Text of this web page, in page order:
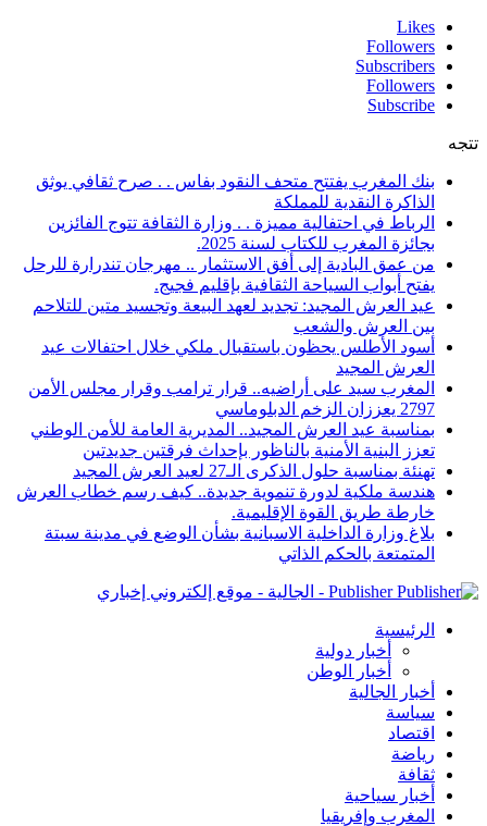
Likes
Followers
Subscribers
Followers
Subscribe
تتجه
بنك المغرب يفتتح متحف النقود بفاس . . صرح ثقافي يوثق
الذاكرة النقدية للمملكة
الرباط في احتفالية مميزة . . وزارة الثقافة تتوج الفائزين
بجائزة المغرب للكتاب لسنة 2025.
من عمق البادية إلى أفق الاستثمار .. مهرجان تندرارة للرحل
يفتح أبواب السياحة الثقافية بإقليم فجيج.
عيد العرش المجيد: تجديد لعهد البيعة وتجسيد متين للتلاحم
بين العرش والشعب
أسود الأطلس يحظون باستقبال ملكي خلال احتفالات عيد
العرش المجيد
المغرب سيد على أراضيه.. قرار ترامب وقرار مجلس الأمن
2797 يعززان الزخم الدبلوماسي
بمناسبة عيد العرش المجيد.. المديرية العامة للأمن الوطني
تعزز البنية الأمنية بالناظور بإحداث فرقتين جديدتين
تهنئة بمناسبة حلول الذكرى الـ27 لعيد العرش المجيد
هندسة ملكية لدورة تنموية جديدة.. كيف رسم خطاب العرش
خارطة طريق القوة الإقليمية.
بلاغ وزارة الداخلية الاسبانية بشأن الوضع في مدينة سبتة
المتمتعة بالحكم الذاتي
Publisher - الجالية - موقع إلكتروني إخباري
الرئيسية
أخبار دولية
أخبار الوطن
أخبار الجالية
سياسة
اقتصاد
رياضة
ثقافة
أخبار سياحية
المغرب وإفريقيا